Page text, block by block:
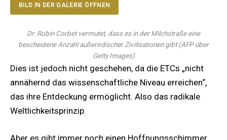
BILD IN DER GALERIE ÖFFNEN
Dr. Robin Corbet vermutet, dass es in der Milchstraße eine
bescheidene Anzahl außerirdischer Zivilisationen gibt (AFP über
Getty Images)
Dies ist jedoch nicht geschehen, da die ETCs „nicht
annähernd das wissenschaftliche Niveau erreichen“,
das ihre Entdeckung ermöglicht. Also das radikale
Weltlichkeitsprinzip.
Aber es gibt immer noch einen Hoffnungsschimmer